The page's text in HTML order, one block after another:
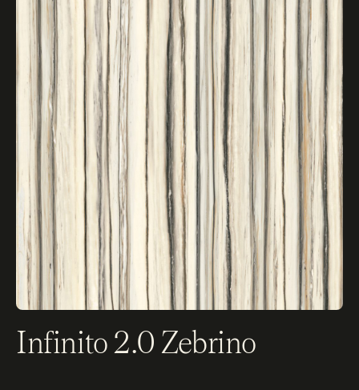
Infinito 2.0 Zebrino